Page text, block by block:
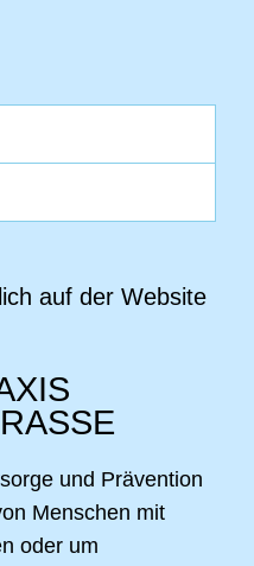
auf der Website
und Prävention
Menschen mit
oder um